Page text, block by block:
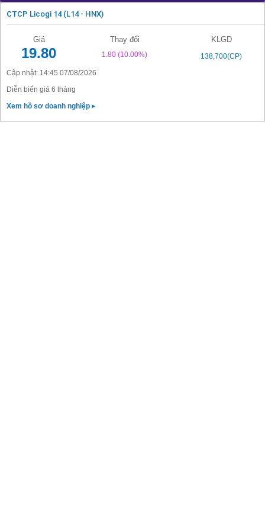
CTCP Licogi 14 (L14 - HNX)
Giá Thay đổi KLGD
19.80 1.80 (10.00%)
138,700(CP)
Cập nhật: 14:45 07/08/2026
Diễn biến giá 6 tháng
Xem hồ sơ doanh nghiệp